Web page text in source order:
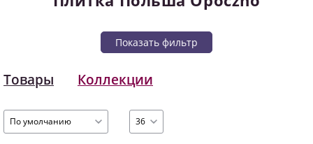
Показать фильтр
Товары Коллекции
По умолчанию 36